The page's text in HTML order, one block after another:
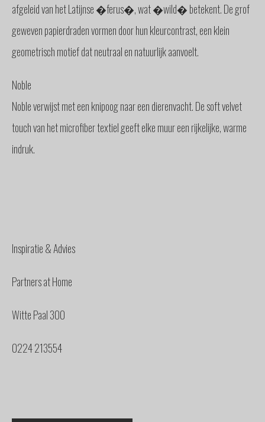
afgeleid van het Latijnse �ferus�, wat �wild� betekent. De grof
geweven papierdraden vormen door hun kleurcontrast, een klein
geometrisch motief dat neutraal en natuurlijk aanvoelt.
Noble
Noble verwijst met een knipoog naar een dierenvacht. De soft velvet
touch van het microfiber textiel geeft elke muur een rijkelijke, warme
indruk.
Inspiratie & Advies
Partners at Home
Witte Paal 300
0224 213554